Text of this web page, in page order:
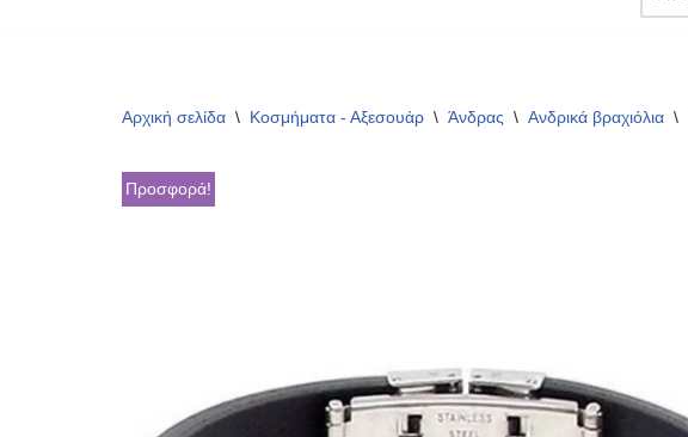
Αρχική σελίδα \ Κοσμήματα - Αξεσουάρ \ Άνδρας \ Ανδρικά βραχιόλια \
Προσφορά!